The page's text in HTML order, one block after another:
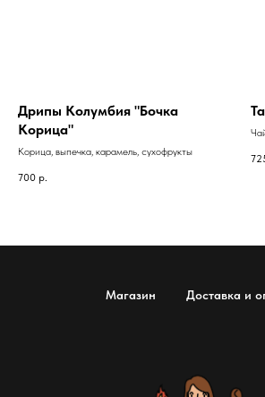
Дрипы Колумбия "Бочка
Корица"
Корица, выпечка, карамель, сухофрукты
700 р.
Магазин Доставка и